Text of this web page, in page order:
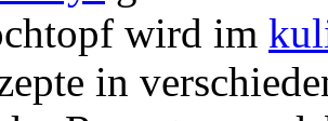
wird im
in